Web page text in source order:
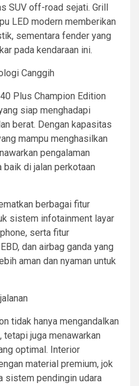
SUV off-road sejati. Grill
LED modern memberikan
sementara fender yang
pada kendaraan ini.
Canggih
Plus Champion Edition
siap menghadapi
berat. Dengan kapasitas
mampu menghasilkan
pengalaman
baik di jalan perkotaan
berbagai fitur
sistem infotainment layar
serta fitur
dan airbag ganda yang
aman dan nyaman untuk
tidak hanya mengandalkan
tetapi juga menawarkan
optimal. Interior
material premium, jok
sistem pendingin udara